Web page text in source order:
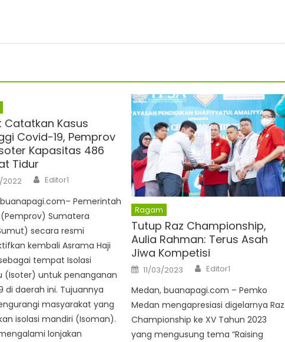
Catatkan Kasus
Covid-19, Pemprov
Kapasitas 486
Tidur
2022 Author
Editor1
Pemerintah
(Pemprov) Sumatera
secara resmi
kembali Asrama Haji
tempat Isolasi
(Isoter) untuk penanganan
di daerah ini. Tujuannya
masyarakat yang
isolasi mandiri (Isoman).
lonjakan
Ragam
Tutup Raz Championship,
Aulia Rahman: Terus Asah
Jiwa Kompetisi
Posted
on
11/03/2023 Author
Editor1
Medan, buanapagi.com – Pemko
Medan mengapresiasi digelarnya Raz
Championship ke XV Tahun 2023
yang mengusung tema “Raising